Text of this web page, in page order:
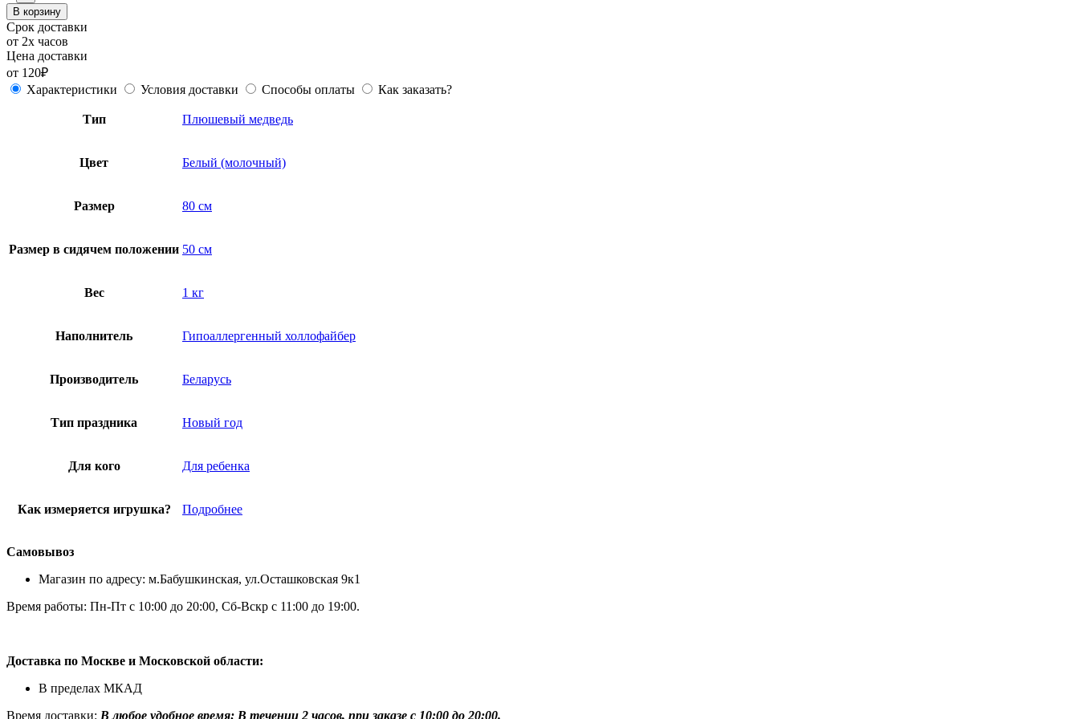
В корзину
Срок доставки
от 2х часов
Цена доставки
от 120₽
Характеристики
Условия доставки Способы оплаты Как заказать?
Тип Плюшевый медведь
Цвет Белый (молочный)
Размер 80 см
Размер в сидячем положении 50 см
Вес 1 кг
Наполнитель Гипоаллергенный холлофайбер
Производитель Беларусь
Тип праздника Новый год
Для кого Для ребенка
Как измеряется игрушка? Подробнее
Самовывоз
Магазин по адресу: м.Бабушкинская, ул.Осташковская 9к1
Время работы: Пн-Пт с 10:00 до 20:00, Сб-Вскр с 11:00 до 19:00.
Доставка по Москве и Московской области:
В пределах МКАД
Время доставки: В любое удобное время; В течении 2 часов, при заказе с 10:00 до 20:00.